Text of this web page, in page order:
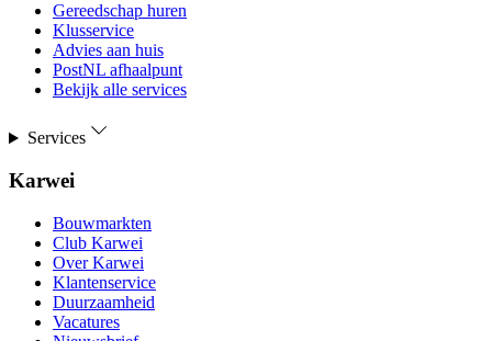
Gereedschap huren
Klusservice
Advies aan huis
PostNL afhaalpunt
Bekijk alle services
Services
Karwei
Bouwmarkten
Club Karwei
Over Karwei
Klantenservice
Duurzaamheid
Vacatures